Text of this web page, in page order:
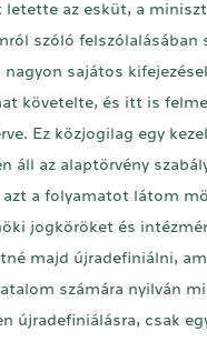
letette az esküt, a
szóló felszólalásában
nagyon sajátos
követelte, és itt is
Ez közjogilag egy
áll az alaptörvény
a folyamatot látom
jogköröket és
majd újradefiniálni,
számára nyilván
újradefiniálásra, csak